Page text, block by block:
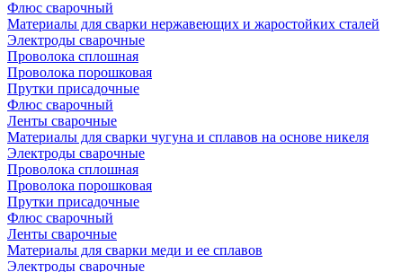
Флюс сварочный
Материалы для сварки нержавеющих и жаростойких сталей
Электроды сварочные
Проволока сплошная
Проволока порошковая
Прутки присадочные
Флюс сварочный
Ленты сварочные
Материалы для сварки чугуна и сплавов на основе никеля
Электроды сварочные
Проволока сплошная
Проволока порошковая
Прутки присадочные
Флюс сварочный
Ленты сварочные
Материалы для сварки меди и ее сплавов
Электроды сварочные